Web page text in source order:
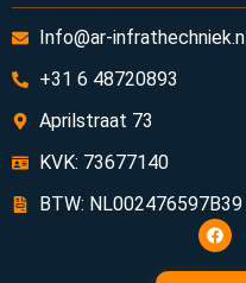
Info@ar-infrathechniek.nl
+31 6 48720893
Aprilstraat 73
KVK: 73677140
BTW: NL002476597B39